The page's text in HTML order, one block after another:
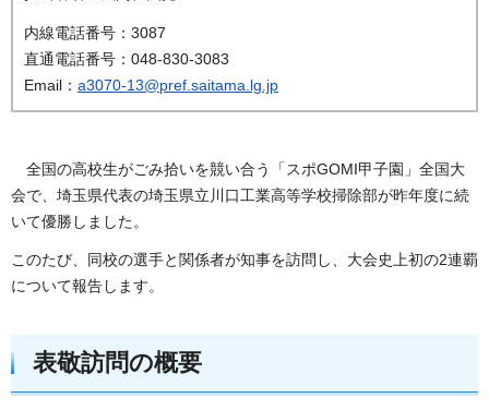
内線電話番号：3087
直通電話番号：048-830-3083
Email： a3070-13@pref.saitama.lg.jp
全国の高校生がごみ拾いを競い合う「スポGOMI甲子園」全国大
会で、埼玉県代表の埼玉県立川口工業高等学校掃除部が昨年度に続
いて優勝しました。
このたび、同校の選手と関係者が知事を訪問し、大会史上初の2連覇
について報告します。
表敬訪問の概要